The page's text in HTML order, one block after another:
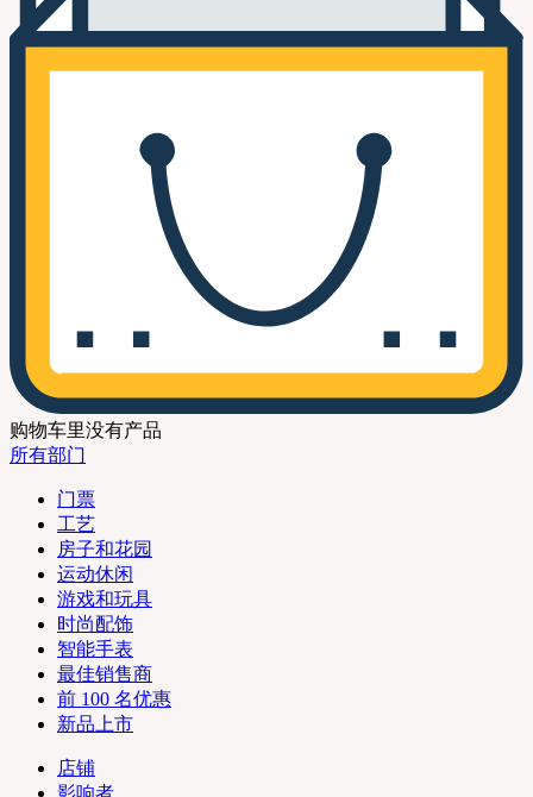
购物车里没有产品
所有部门
门票
工艺
房子和花园
运动休闲
游戏和玩具
时尚配饰
智能手表
最佳销售商
前 100 名优惠
新品上市
店铺
影响者